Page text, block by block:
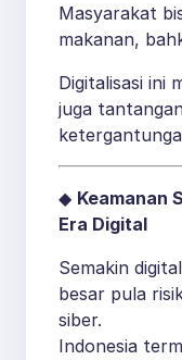
Masyarakat
makanan,
Digitalisasi ini
juga
◆ Keamanan
Era Digital
Semakin
besar pula
siber.
Indonesia